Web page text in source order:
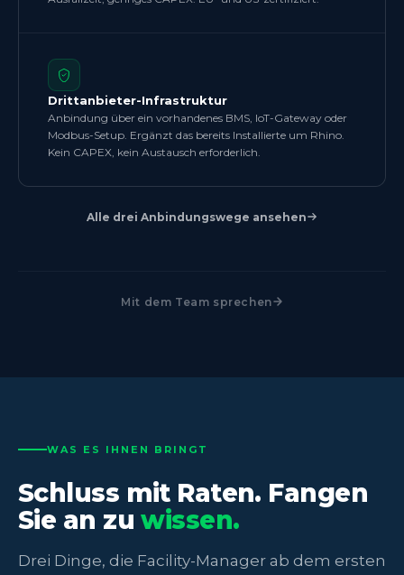
Drittanbieter-Infrastruktur
Anbindung über ein vorhandenes BMS, IoT-Gateway oder
Modbus-Setup. Ergänzt das bereits Installierte um Rhino.
Kein CAPEX, kein Austausch erforderlich.
Alle drei Anbindungswege ansehen
Mit dem Team sprechen
WAS ES IHNEN BRINGT
Schluss mit Raten. Fangen
Sie an zuwissen.
Drei Dinge, die Facility-Manager ab dem ersten